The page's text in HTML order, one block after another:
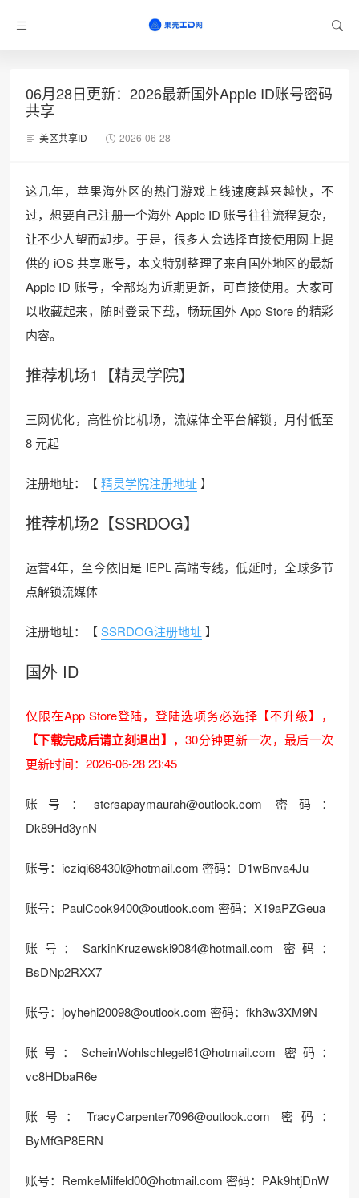
06月28日更新：2026最新国外Apple ID账号密码
共享
美区共享ID 2026-06-28
这几年，苹果海外区的热门游戏上线速度越来越快，不
过，想要自己注册一个海外 Apple ID 账号往往流程复杂，
让不少人望而却步。于是，很多人会选择直接使用网上提
供的 iOS 共享账号，本文特别整理了来自国外地区的最新
Apple ID 账号，全部均为近期更新，可直接使用。大家可
以收藏起来，随时登录下载，畅玩国外 App Store 的精彩
内容。
推荐机场1【精灵学院】
三网优化，高性价比机场，流媒体全平台解锁，月付低至
8 元起
注册地址：【精灵学院注册地址】
推荐机场2【SSRDOG】
运营4年，至今依旧是 IEPL 高端专线，低延时，全球多节
点解锁流媒体
注册地址：【SSRDOG注册地址】
国外 ID
仅限在App Store登陆，登陆选项务必选择【不升级】，
【下载完成后请立刻退出】 ，30分钟更新一次，最后一次
更新时间：2026-06-28 23:45
账号：stersapaymaurah@outlook.com 密码：
Dk89Hd3ynN
账号：icziqi68430l@hotmail.com 密码：D1wBnva4Ju
账号：PaulCook9400@outlook.com 密码：X19aPZGeua
账号：SarkinKruzewski9084@hotmail.com 密码：
BsDNp2RXX7
账号：joyhehi20098@outlook.com 密码：fkh3w3XM9N
账号：ScheinWohlschlegel61@hotmail.com 密码：
vc8HDbaR6e
账号：TracyCarpenter7096@outlook.com 密码：
ByMfGP8ERN
账号：RemkeMilfeld00@hotmail.com 密码：PAk9htjDnW